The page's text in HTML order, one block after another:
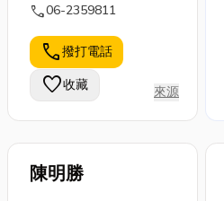
call06-2359811
call撥打電話
favorite收藏 來源
陳明勝